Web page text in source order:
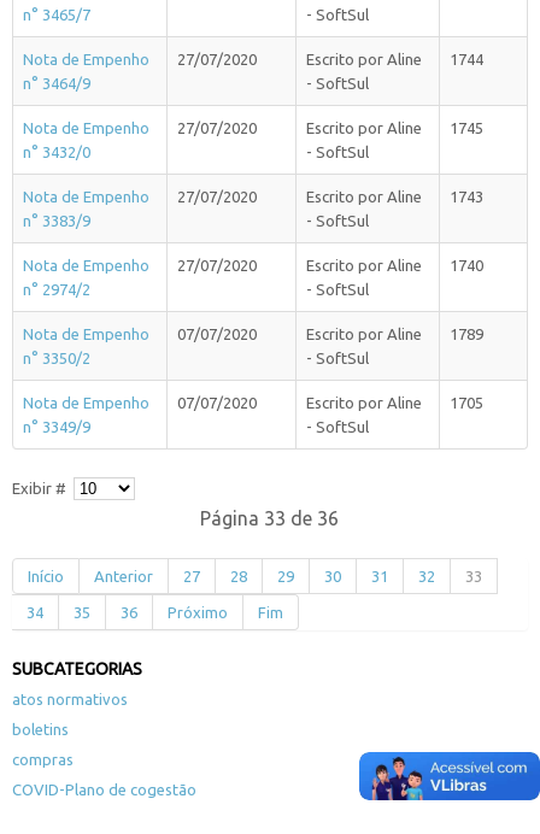
n° 3465/7
- SoftSul
Nota de Empenho
n° 3464/9
27/07/2020
Escrito por Aline
- SoftSul
1744
Nota de Empenho
n° 3432/0
27/07/2020
Escrito por Aline
- SoftSul
1745
Nota de Empenho
n° 3383/9
27/07/2020
Escrito por Aline
- SoftSul
1743
Nota de Empenho
n° 2974/2
27/07/2020
Escrito por Aline
- SoftSul
1740
Nota de Empenho
n° 3350/2
07/07/2020
Escrito por Aline
- SoftSul
1789
Nota de Empenho
n° 3349/9
07/07/2020
Escrito por Aline
- SoftSul
1705
Exibir #
Página 33 de 36
Início Anterior 27 28 29 30 31 32 33
34 35 36 Próximo Fim
SUBCATEGORIAS
atos normativos
boletins
compras
COVID-Plano de cogestão